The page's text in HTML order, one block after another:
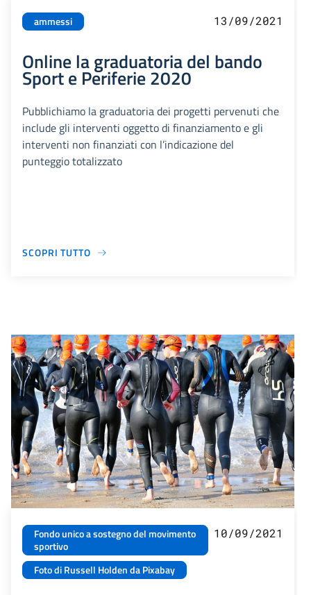
ammessi 13/09/2021
Online la graduatoria del bando
Sport e Periferie 2020
Pubblichiamo la graduatoria dei progetti pervenuti che
include gli interventi oggetto di finanziamento e gli
interventi non finanziati con l’indicazione del
punteggio totalizzato
SCOPRI TUTTO
Fondo unico a sostegno del movimento
sportivo
Foto di Russell Holden da Pixabay
10/09/2021